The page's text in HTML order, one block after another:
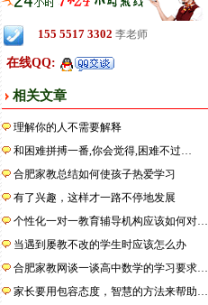
155 5517 3302 李老师
在线QQ:
相关文章
理解你的人不需要解释
和困难拼搏一番,你会觉得,困难不过…
合肥家教总结如何使孩子热爱学习
有了兴趣，这样才一路不停地发展
个性化一对一教育辅导机构应该如何对…
当遇到屡教不改的学生时应该怎么办
合肥家教网谈一谈高中数学的学习要求…
家长要用包容态度，智慧的方法来帮助…